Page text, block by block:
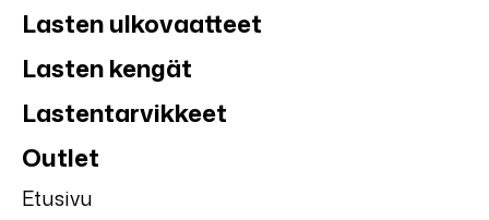
Lasten ulkovaatteet
Lasten kengät
Lastentarvikkeet
Outlet
Etusivu